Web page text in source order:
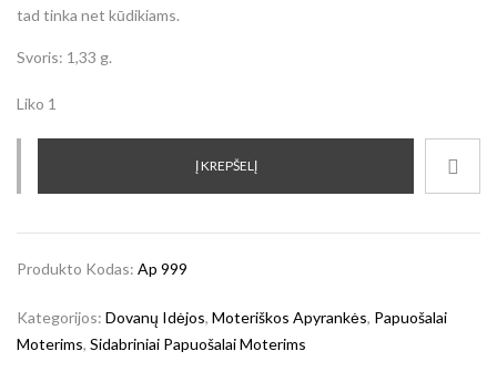
tad tinka net kūdikiams.
Svoris: 1,33 g.
Liko 1
Į KREPŠELĮ
Produkto Kodas: Ap 999
Kategorijos: Dovanų Idėjos, Moteriškos Apyrankės, Papuošalai
Moterims, Sidabriniai Papuošalai Moterims